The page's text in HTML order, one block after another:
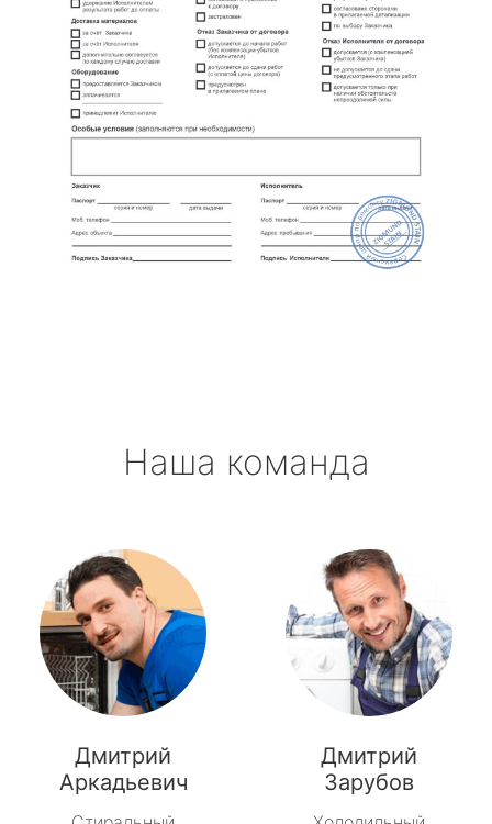
Наша команда
Дмитрий
Аркадьевич
Дмитрий
Зарубов